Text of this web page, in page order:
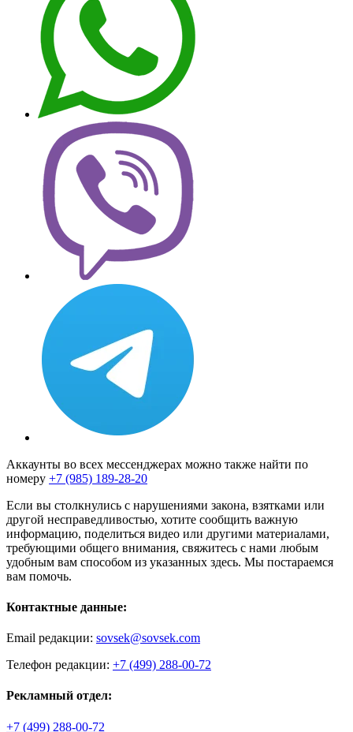
Аккаунты во всех мессенджерах можно также найти по
номеру +7 (985) 189-28-20
Если вы столкнулись с нарушениями закона, взятками или
другой несправедливостью, хотите сообщить важную
информацию, поделиться видео или другими материалами,
требующими общего внимания, свяжитесь с нами любым
удобным вам способом из указанных здесь. Мы постараемся
вам помочь.
Контактные данные:
Email редакции: sovsek@sovsek.com
Телефон редакции: +7 (499) 288-00-72
Рекламный отдел:
+7 (499) 288-00-72